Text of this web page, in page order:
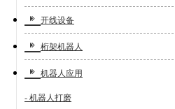
开线设备
桁架机器人
机器人应用
- 机器人打磨